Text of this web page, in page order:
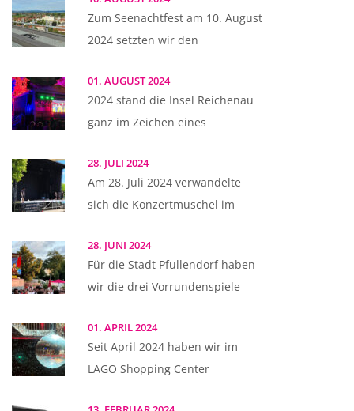
Zum Seenachtfest am 10. August
2024 setzten wir den
01. AUGUST 2024
2024 stand die Insel Reichenau
ganz im Zeichen eines
28. JULI 2024
Am 28. Juli 2024 verwandelte
sich die Konzertmuschel im
28. JUNI 2024
Für die Stadt Pfullendorf haben
wir die drei Vorrundenspiele
01. APRIL 2024
Seit April 2024 haben wir im
LAGO Shopping Center